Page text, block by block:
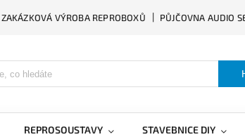
ZAKÁZKOVÁ VÝROBA REPROBOXŮ PŮJČOVNA AUDIO
REPROSOUSTAVY STAVEBNICE DIY